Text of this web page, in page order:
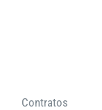
Contratos